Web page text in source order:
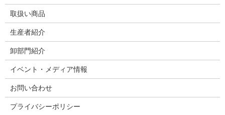
取扱い商品
生産者紹介
卸部門紹介
イベント・メディア情報
お問い合わせ
プライバシーポリシー